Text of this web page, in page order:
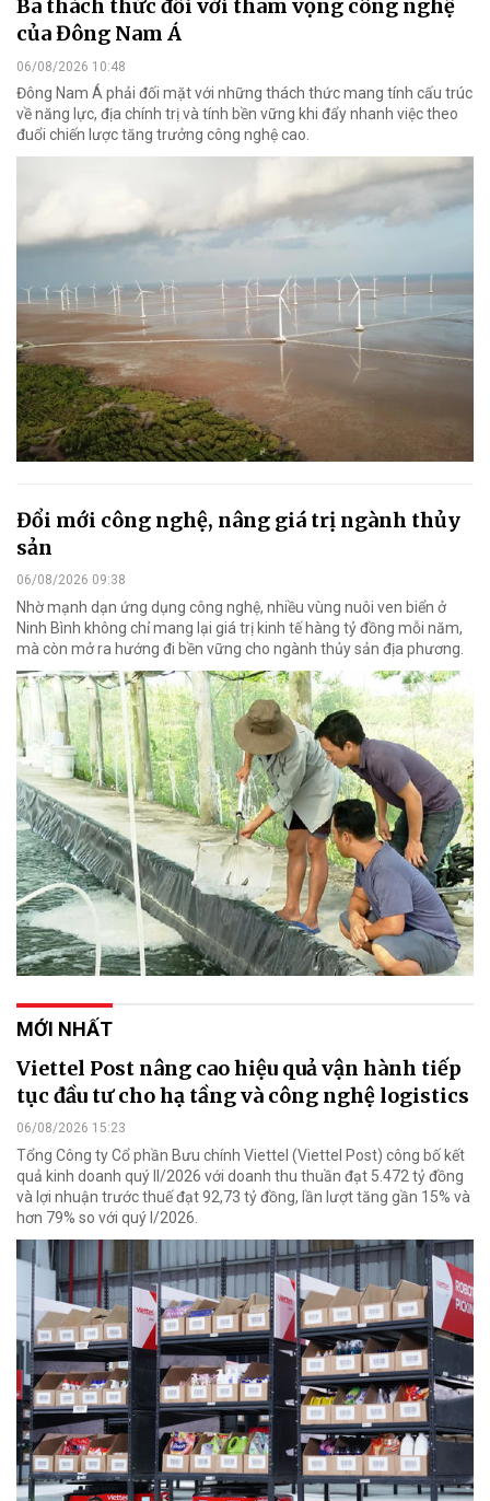
Ba thách thức đối với tham vọng công nghệ
của Đông Nam Á
06/08/2026 10:48
Đông Nam Á phải đối mặt với những thách thức mang tính cấu trúc
về năng lực, địa chính trị và tính bền vững khi đẩy nhanh việc theo
đuổi chiến lược tăng trưởng công nghệ cao.
Đổi mới công nghệ, nâng giá trị ngành thủy
sản
06/08/2026 09:38
Nhờ mạnh dạn ứng dụng công nghệ, nhiều vùng nuôi ven biển ở
Ninh Bình không chỉ mang lại giá trị kinh tế hàng tỷ đồng mỗi năm,
mà còn mở ra hướng đi bền vững cho ngành thủy sản địa phương.
MỚI NHẤT
Viettel Post nâng cao hiệu quả vận hành tiếp
tục đầu tư cho hạ tầng và công nghệ logistics
06/08/2026 15:23
Tổng Công ty Cổ phần Bưu chính Viettel (Viettel Post) công bố kết
quả kinh doanh quý II/2026 với doanh thu thuần đạt 5.472 tỷ đồng
và lợi nhuận trước thuế đạt 92,73 tỷ đồng, lần lượt tăng gần 15% và
hơn 79% so với quý I/2026.